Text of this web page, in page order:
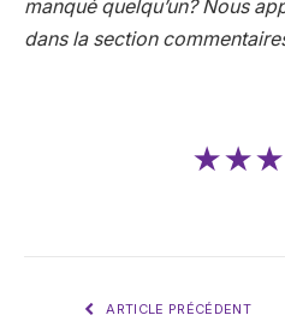
manqué quelqu’un? Nous
dans la section
ARTICLE PRÉCÉDENT